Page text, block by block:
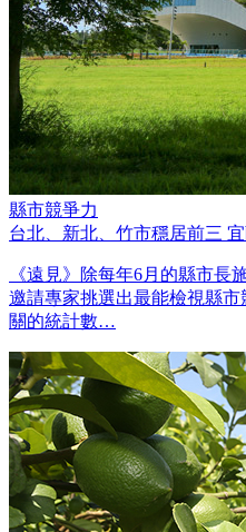
縣市競爭力
台北、新北、竹市穩居前三
《遠見》除每年6月的縣市長
邀請專家挑選出最能檢視縣
關的統計數…